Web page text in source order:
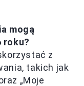
mogą
roku?
z
takich jak
„Moje